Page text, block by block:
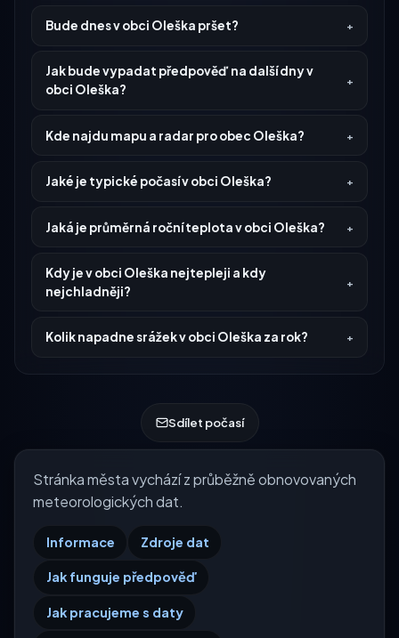
Bude dnes v obci Oleška pršet?
Jak bude vypadat předpověď na další dny v
obci Oleška?
Kde najdu mapu a radar pro obec Oleška?
Jaké je typické počasí v obci Oleška?
Jaká je průměrná roční teplota v obci Oleška?
Kdy je v obci Oleška nejtepleji a kdy
nejchladněji?
Kolik napadne srážek v obci Oleška za rok?
Sdílet počasí
Stránka města vychází z průběžně obnovovaných
meteorologických dat.
Informace Zdroje dat
Jak funguje předpověď
Jak pracujeme s daty